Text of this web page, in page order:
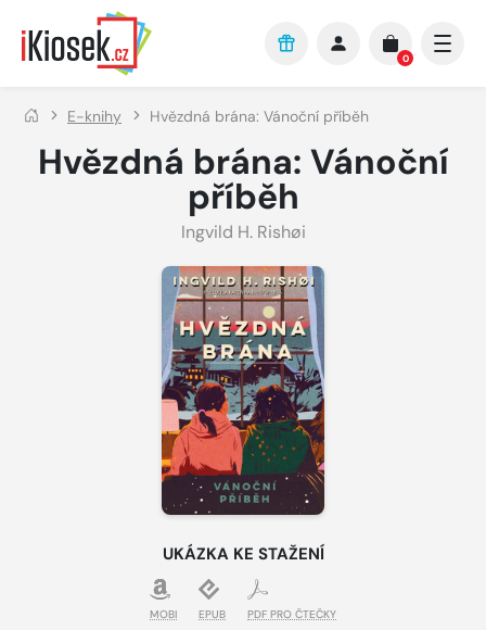
Přejít na hlavní obsah
0
E-knihy Hvězdná brána: Vánoční příběh
Hvězdná brána: Vánoční
příběh
Ingvild H. Rishøi
UKÁZKA KE STAŽENÍ
MOBI EPUB PDF PRO ČTEČKY